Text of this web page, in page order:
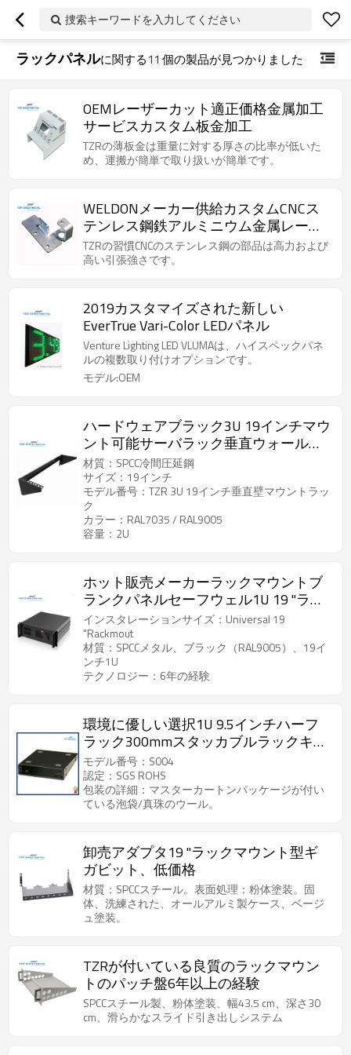
捜索キーワードを入力してください
ラックパネルに関する11 個の製品が見つかりました
OEMレーザーカット適正価格金属加工
サービスカスタム板金加工
TZRの薄板金は重量に対する厚さの比率が低いた
め、運搬が簡単で取り扱いが簡単です。
WELDONメーカー供給カスタムCNCス
テンレス鋼鉄アルミニウム金属レーザ
ー切断サービス金属板製作
TZRの習慣CNCのステンレス鋼の部品は高力および
高い引張強さです。
2019カスタマイズされた新しい
EverTrue Vari-Color LEDパネル
Venture Lighting LED VLUMAは、ハイスペックパネ
ルの複数取り付けオプションです。
モデル:OEM
ハードウェアブラック3U 19インチマウ
ント可能サーバラック垂直ウォールマ
ウントラック
材質：SPCC冷間圧延鋼
サイズ：19インチ
モデル番号：TZR 3U 19インチ垂直壁マウントラッ
ク
カラー：RAL7035 / RAL9005
容量：2U
ホット販売メーカーラックマウントブ
ランクパネルセーフウェル1U 19 "ラッ
クマウントブランクパネル
インスタレーションサイズ：Universal 19
"Rackmout
材質：SPCCメタル、ブラック（RAL9005）、19イ
ンチ1U
テクノロジー：6年の経験
環境に優しい選択1U 9.5インチハーフ
ラック300mmスタッカブルラックキャ
ビネット
モデル番号：S004
認定：SGS ROHS
包装の詳細：マスターカートンパッケージが付い
ている泡袋/真珠のウール。
卸売アダプタ19 "ラックマウント型ギ
ガビット、低価格
材質：SPCCスチール。表面処理：粉体塗装。固
体、洗練された、オールアルミ製ケース、ベージ
ュ塗装。
TZRが付いている良質のラックマウン
トのパッチ盤6年以上の経験
SPCCスチール製、粉体塗装、幅43.5 cm、深さ30
cm、滑らかなスライド引き出しシステム